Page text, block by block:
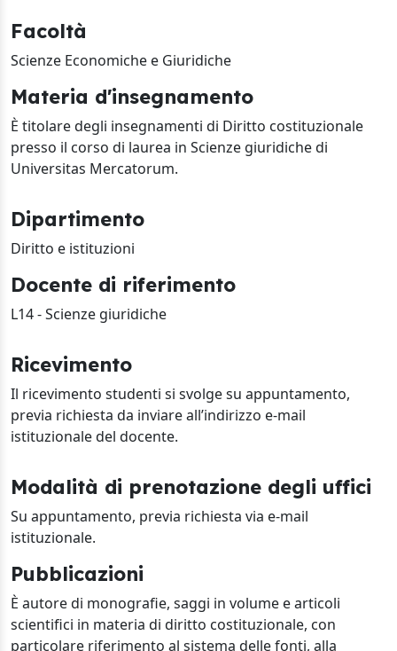
Facoltà
Scienze Economiche e Giuridiche
Materia d'insegnamento
È titolare degli insegnamenti di Diritto costituzionale
presso il corso di laurea in Scienze giuridiche di
Universitas Mercatorum.
Dipartimento
Diritto e istituzioni
Docente di riferimento
L14 - Scienze giuridiche
Ricevimento
Il ricevimento studenti si svolge su appuntamento,
previa richiesta da inviare all’indirizzo e-mail
istituzionale del docente.
Modalità di prenotazione degli uffici
Su appuntamento, previa richiesta via e-mail
istituzionale.
Pubblicazioni
È autore di monografie, saggi in volume e articoli
scientifici in materia di diritto costituzionale, con
particolare riferimento al sistema delle fonti, alla